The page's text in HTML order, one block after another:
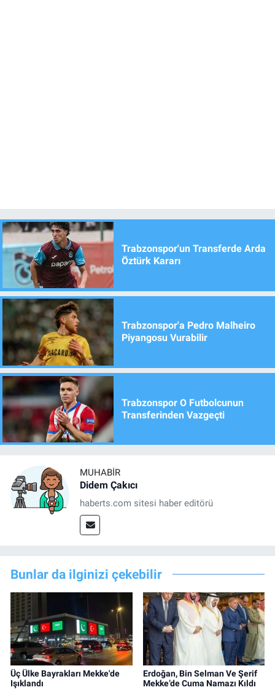
Trabzonspor'un Transferde Arda
Öztürk Kararı
Trabzonspor'a Pedro Malheiro
Piyangosu Vurabilir
Trabzonspor O Futbolcunun
Transferinden Vazgeçti
MUHABIR
Didem Çakıcı
haberts.com sitesi haber editörü
Bunlar da ilginizi çekebilir
Üç Ülke Bayrakları Mekke'de
Işıklandı
Erdoğan, Bin Selman Ve Şerif
Mekke’de Cuma Namazı Kıldı